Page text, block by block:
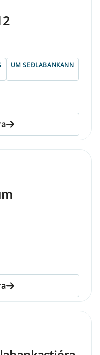
UM SEÐLABANKANN